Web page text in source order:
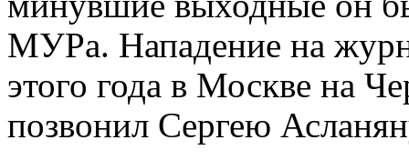
МУРа. Нападение на
этого года в Москве на
позвонил Сергею